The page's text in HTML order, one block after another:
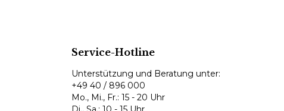
Service-Hotline
Unterstützung und Beratung unter:
+49 40 / 896 000
Mo., Mi., Fr.: 15 - 20 Uhr